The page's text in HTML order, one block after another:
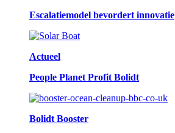
Escalatiemodel bevordert innovatie
Actueel
People Planet Profit Bolidt
Bolidt Booster